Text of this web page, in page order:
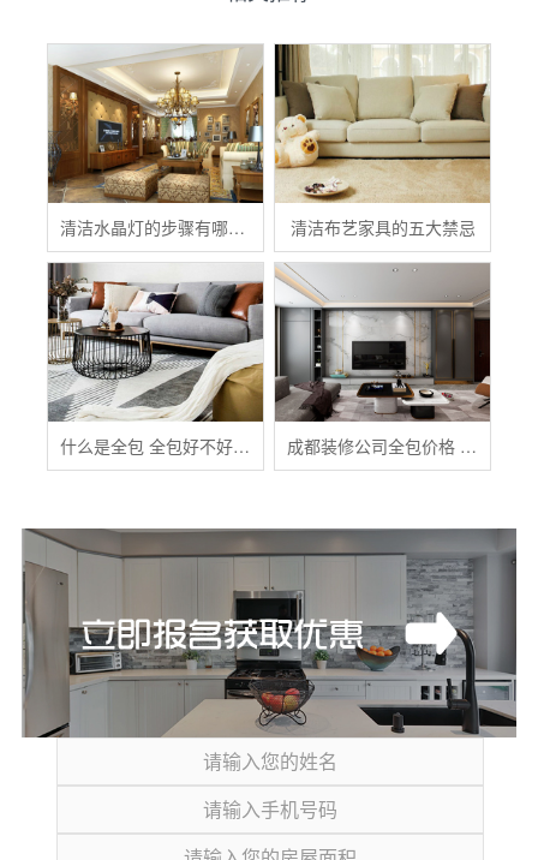
清洁水晶灯的步骤有哪些？ 清洁布艺家具的五大禁忌
什么是全包 全包好不好 全包装修注意事项有哪些 成都装修公司全包价格 成都全包装修多少钱一平